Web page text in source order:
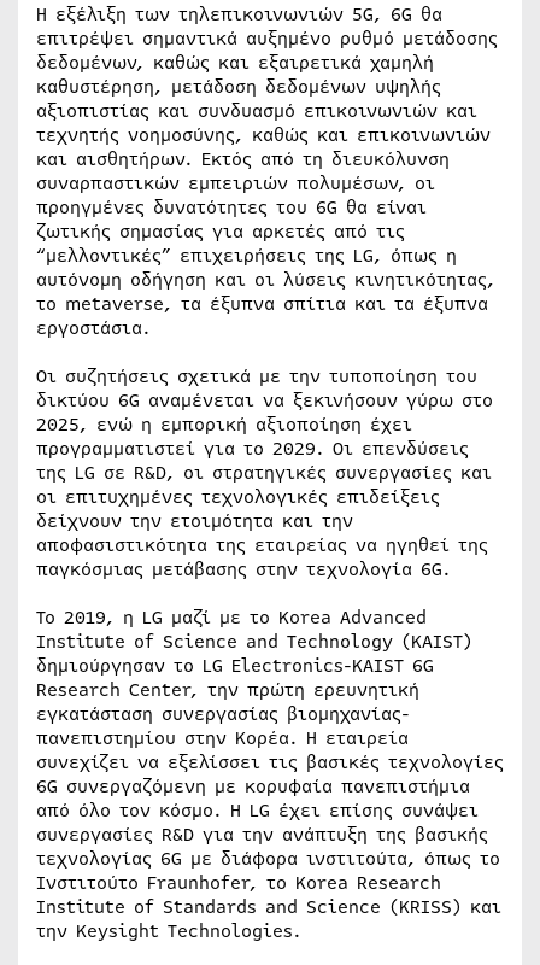
Η εξέλιξη των τηλεπικοινωνιών 5G, 6G θα
επιτρέψει σημαντικά αυξημένο ρυθμό μετάδοσης
δεδομένων, καθώς και εξαιρετικά χαμηλή
καθυστέρηση, μετάδοση δεδομένων υψηλής
αξιοπιστίας και συνδυασμό επικοινωνιών και
τεχνητής νοημοσύνης, καθώς και επικοινωνιών
και αισθητήρων. Εκτός από τη διευκόλυνση
συναρπαστικών εμπειριών πολυμέσων, οι
προηγμένες δυνατότητες του 6G θα είναι
ζωτικής σημασίας για αρκετές από τις
“μελλοντικές” επιχειρήσεις της LG, όπως η
αυτόνομη οδήγηση και οι λύσεις κινητικότητας,
το metaverse, τα έξυπνα σπίτια και τα έξυπνα
εργοστάσια.
Οι συζητήσεις σχετικά με την τυποποίηση του
δικτύου 6G αναμένεται να ξεκινήσουν γύρω στο
2025, ενώ η εμπορική αξιοποίηση έχει
προγραμματιστεί για το 2029. Οι επενδύσεις
της LG σε R&D, οι στρατηγικές συνεργασίες και
οι επιτυχημένες τεχνολογικές επιδείξεις
δείχνουν την ετοιμότητα και την
αποφασιστικότητα της εταιρείας να ηγηθεί της
παγκόσμιας μετάβασης στην τεχνολογία 6G.
Το 2019, η LG μαζί με το Korea Advanced
Institute of Science and Technology (KAIST)
δημιούργησαν το LG Electronics-KAIST 6G
Research Center, την πρώτη ερευνητική
εγκατάσταση συνεργασίας βιομηχανίας-
πανεπιστημίου στην Κορέα. Η εταιρεία
συνεχίζει να εξελίσσει τις βασικές τεχνολογίες
6G συνεργαζόμενη με κορυφαία πανεπιστήμια
από όλο τον κόσμο. Η LG έχει επίσης συνάψει
συνεργασίες R&D για την ανάπτυξη της βασικής
τεχνολογίας 6G με διάφορα ινστιτούτα, όπως το
Ινστιτούτο Fraunhofer, το Korea Research
Institute of Standards and Science (KRISS) και
την Keysight Technologies.